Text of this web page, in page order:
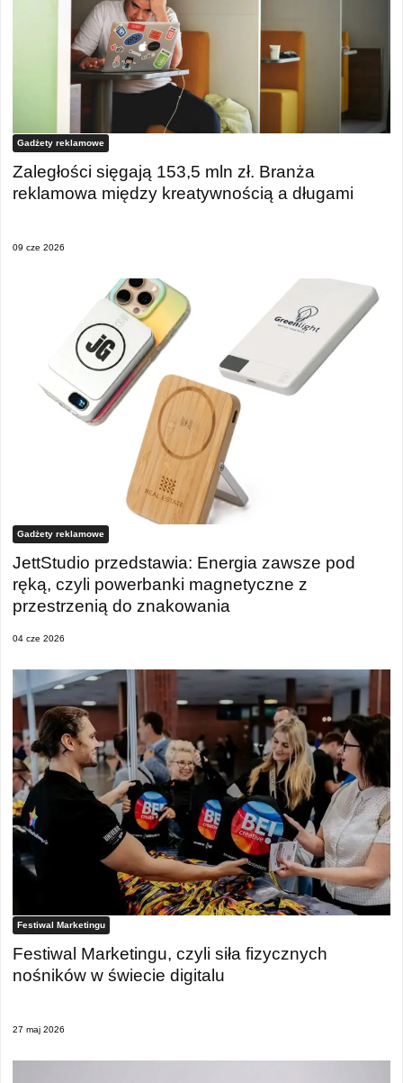
Gadżety reklamowe
Zaległości sięgają 153,5 mln zł. Branża
reklamowa między kreatywnością a długami
09 cze 2026
Gadżety reklamowe
JettStudio przedstawia: Energia zawsze pod
ręką, czyli powerbanki magnetyczne z
przestrzenią do znakowania
04 cze 2026
Festiwal Marketingu
Festiwal Marketingu, czyli siła fizycznych
nośników w świecie digitalu
27 maj 2026